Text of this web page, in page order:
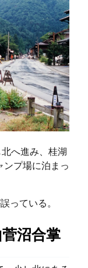
へ進み、桂湖
ンプ場に泊まっ
っている。
沼合掌